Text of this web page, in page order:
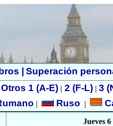
Superación
Otros 1 (A-E)| 2 (F-L)| 3
Ruso
Jueves 6